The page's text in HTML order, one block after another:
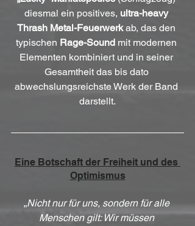
diesmal ein positives, ultra-heavy
Thrash Metal-Feuerwerk ab, das den
typischen Rage-Sound mit modernen
Elementen kombiniert und in seiner
Gesamtheit das bis dato
abwechslungsreichste Werk der Band
darstellt.
Eine Botschaft der Freiheit und des
Optimismus
„Nicht nur für uns, sondern für alle
Menschen gilt: Wir müssen